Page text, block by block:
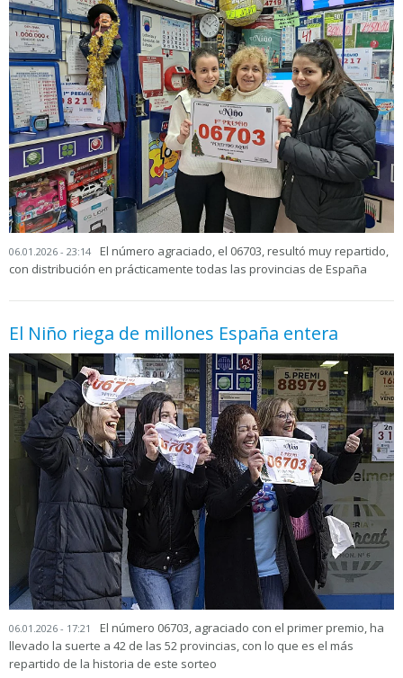
06.01.2026 - 23:14
El número agraciado, el 06703, resultó muy repartido,
con distribución en prácticamente todas las provincias de España
El Niño riega de millones España entera
06.01.2026 - 17:21
El número 06703, agraciado con el primer premio, ha
llevado la suerte a 42 de las 52 provincias, con lo que es el más
repartido de la historia de este sorteo